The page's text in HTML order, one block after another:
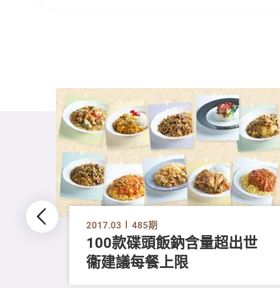
2017.03 485期
100款碟頭飯鈉含量超出世
衞建議每餐上限